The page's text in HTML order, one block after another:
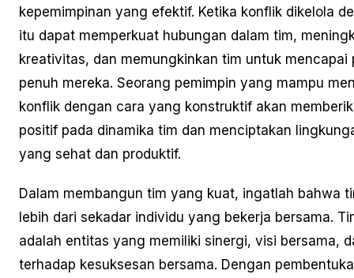
kepemimpinan yang efektif. Ketika konflik dikelola
itu dapat memperkuat hubungan dalam tim,
kreativitas, dan memungkinkan tim untuk mencapai
penuh mereka. Seorang pemimpin yang mampu
konflik dengan cara yang konstruktif akan
positif pada dinamika tim dan menciptakan
yang sehat dan produktif.
Dalam membangun tim yang kuat, ingatlah bahwa
lebih dari sekadar individu yang bekerja bersama.
adalah entitas yang memiliki sinergi, visi bersama,
terhadap kesuksesan bersama. Dengan